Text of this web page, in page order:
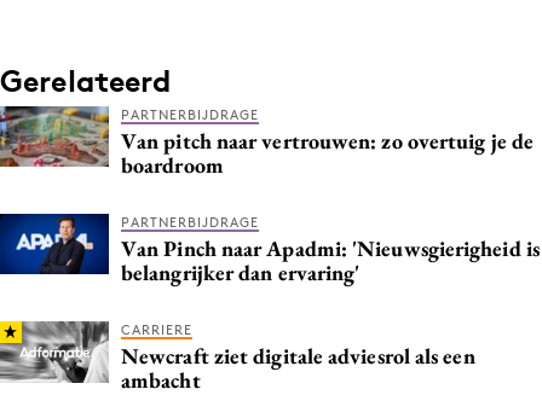
Gerelateerd
PARTNERBIJDRAGE
Van pitch naar vertrouwen: zo overtuig je de
boardroom
PARTNERBIJDRAGE
Van Pinch naar Apadmi: 'Nieuwsgierigheid is
belangrijker dan ervaring'
CARRIERE
Newcraft ziet digitale adviesrol als een
ambacht